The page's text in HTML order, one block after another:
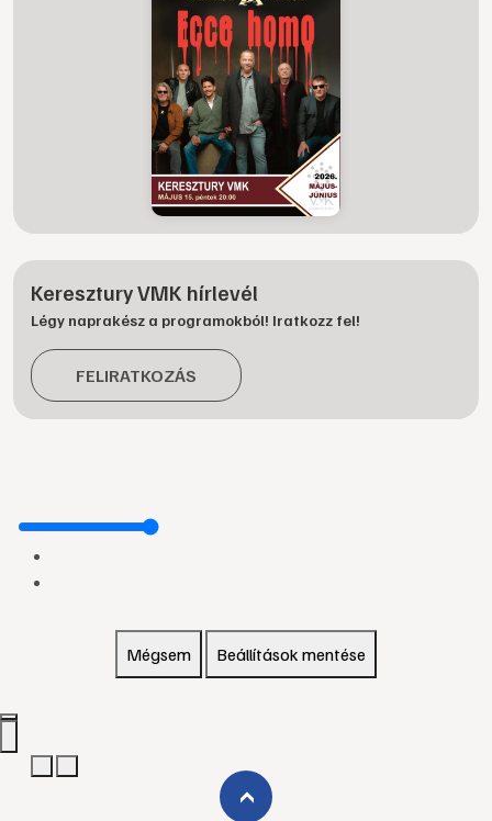
Keresztury VMK hírlevél
Légy naprakész a programokból! Iratkozz fel!
FELIRATKOZÁS
Mégsem Beállítások mentése
›